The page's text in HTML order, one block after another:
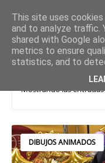
Mostrando las
DIBUJOS ANIMADOS
This site uses
and to analyze traffic.
shared with Google
metrics to ensure
statistics, and to